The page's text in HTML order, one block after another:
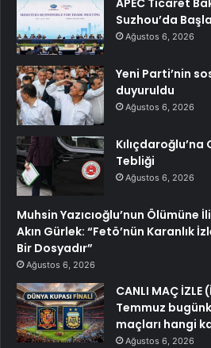
APEC Ticaret
Suzhou’da
Ağustos 6, 2026
Yeni Parti’nin
duyuruldu
Ağustos 6, 2026
Kılıçdaroğlu’na
Tebliği
Ağustos 6, 2026
Muhsin Yazıcıoğlu’nun Ölümüne
Akın Gürlek: “Fetö’nün Karanlık
Bir Dosyadır”
Ağustos 6, 2026
CANLI MAÇ İZLE
Temmuz
maçları hangi
Ağustos 6, 2026